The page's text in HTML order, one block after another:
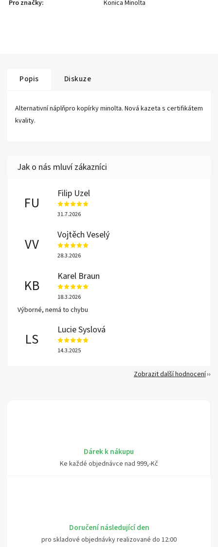
Pro značky: Konica Minolta
Dárek k nákupu
Ke každé objednávce nad 999,-Kč
Doručení následující den
pro skladové objednávky realizované do 12:00
Popis Diskuze
Alternativní náplňpro kopírky minolta. Nová kazeta s certifikátem
kvality.
FU
Filip Uzel
31.7.2026
VV
Vojtěch Veselý
28.3.2026
KB
Karel Braun
18.3.2026
Výborné, nemá to chybu
LS
Lucie Syslová
14.3.2025
Zobrazit další hodnocení